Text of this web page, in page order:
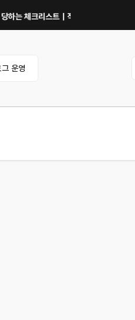
리스트｜직거래 전 무엇을 확인해야 할까?
운영